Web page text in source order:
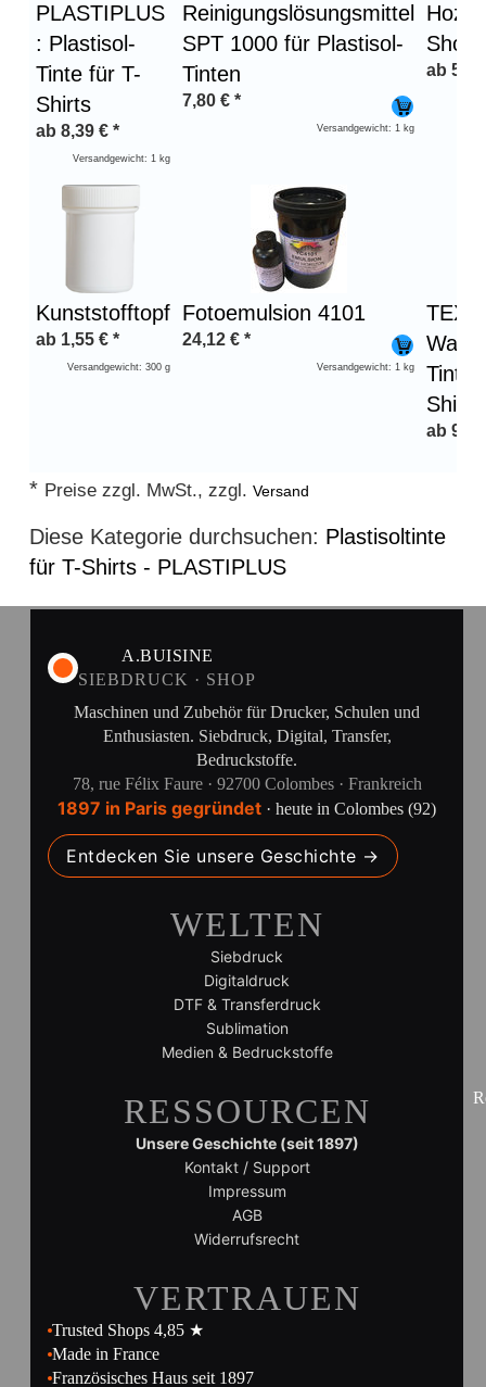
PLASTIPLUS
: Plastisol-
Tinte für T-
Shirts
ab 8,39 € *
Versandgewicht: 1 kg
Reinigungslösungsmittel
SPT 1000 für Plastisol-
Tinten
7,80 € *
Versandgewicht: 1 kg
Shore
ab 5,48
Kunststofftopf
ab 1,55 € *
Versandgewicht: 300 g
Fotoemulsion 4101
24,12 € *
Versandgewicht: 1 kg
Tinte
Shirts
ab 9,33
* Preise zzgl. MwSt., zzgl.Versand
Diese Kategorie durchsuchen: Plastisoltinte
für T-Shirts - PLASTIPLUS
A.BUISINE
SIEBDRUCK · SHOP
Maschinen und Zubehör für Drucker, Schulen und
Enthusiasten. Siebdruck, Digital, Transfer,
Bedruckstoffe.
78, rue Félix Faure · 92700 Colombes · Frankreich
1897 in Paris gegründet · heute in Colombes (92)
Entdecken Sie unsere Geschichte →
WELTEN
Siebdruck
Digitaldruck
DTF & Transferdruck
Sublimation
Medien & Bedruckstoffe
RESSOURCEN
Unsere Geschichte (seit 1897)
Kontakt / Support
Impressum
AGB
Widerrufsrecht
VERTRAUEN
Trusted Shops 4,85 ★
Made in France
Französisches Haus seit 1897